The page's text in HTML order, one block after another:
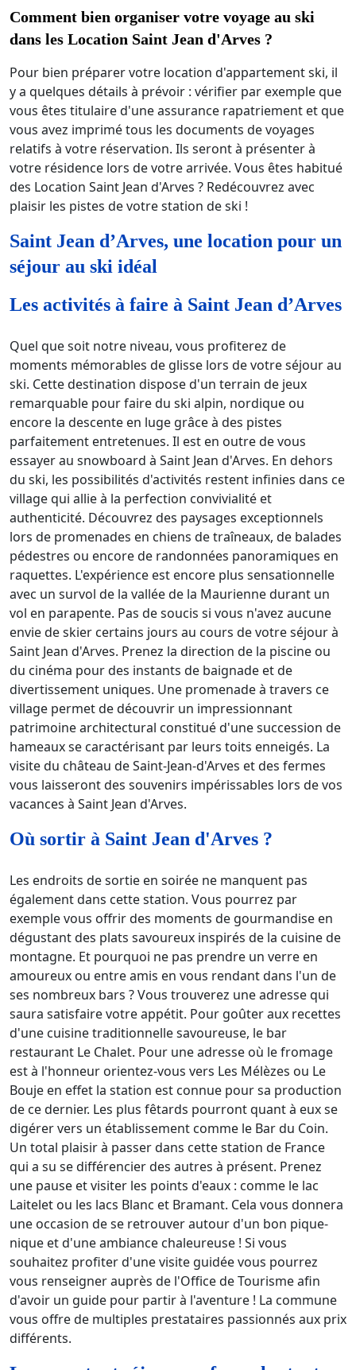
Comment bien organiser votre voyage au ski
dans les Location Saint Jean d'Arves ?
Pour bien préparer votre location d'appartement ski, il
y a quelques détails à prévoir : vérifier par exemple que
vous êtes titulaire d'une assurance rapatriement et que
vous avez imprimé tous les documents de voyages
relatifs à votre réservation. Ils seront à présenter à
votre résidence lors de votre arrivée. Vous êtes habitué
des Location Saint Jean d'Arves ? Redécouvrez avec
plaisir les pistes de votre station de ski !
Saint Jean d’Arves, une location pour un
séjour au ski idéal
Les activités à faire à Saint Jean d’Arves
Quel que soit notre niveau, vous profiterez de
moments mémorables de glisse lors de votre séjour au
ski. Cette destination dispose d'un terrain de jeux
remarquable pour faire du ski alpin, nordique ou
encore la descente en luge grâce à des pistes
parfaitement entretenues. Il est en outre de vous
essayer au snowboard à Saint Jean d'Arves. En dehors
du ski, les possibilités d'activités restent infinies dans ce
village qui allie à la perfection convivialité et
authenticité. Découvrez des paysages exceptionnels
lors de promenades en chiens de traîneaux, de balades
pédestres ou encore de randonnées panoramiques en
raquettes. L'expérience est encore plus sensationnelle
avec un survol de la vallée de la Maurienne durant un
vol en parapente. Pas de soucis si vous n'avez aucune
envie de skier certains jours au cours de votre séjour à
Saint Jean d'Arves. Prenez la direction de la piscine ou
du cinéma pour des instants de baignade et de
divertissement uniques. Une promenade à travers ce
village permet de découvrir un impressionnant
patrimoine architectural constitué d'une succession de
hameaux se caractérisant par leurs toits enneigés. La
visite du château de Saint-Jean-d'Arves et des fermes
vous laisseront des souvenirs impérissables lors de vos
vacances à Saint Jean d'Arves.
Où sortir à Saint Jean d'Arves ?
Les endroits de sortie en soirée ne manquent pas
également dans cette station. Vous pourrez par
exemple vous offrir des moments de gourmandise en
dégustant des plats savoureux inspirés de la cuisine de
montagne. Et pourquoi ne pas prendre un verre en
amoureux ou entre amis en vous rendant dans l'un de
ses nombreux bars ? Vous trouverez une adresse qui
saura satisfaire votre appétit. Pour goûter aux recettes
d'une cuisine traditionnelle savoureuse, le bar
restaurant Le Chalet. Pour une adresse où le fromage
est à l'honneur orientez-vous vers Les Mélèzes ou Le
Bouje en effet la station est connue pour sa production
de ce dernier. Les plus fêtards pourront quant à eux se
digérer vers un établissement comme le Bar du Coin.
Un total plaisir à passer dans cette station de France
qui a su se différencier des autres à présent. Prenez
une pause et visiter les points d'eaux : comme le lac
Laitelet ou les lacs Blanc et Bramant. Cela vous donnera
une occasion de se retrouver autour d'un bon pique-
nique et d'une ambiance chaleureuse ! Si vous
souhaitez profiter d'une visite guidée vous pourrez
vous renseigner auprès de l'Office de Tourisme afin
d'avoir un guide pour partir à l'aventure ! La commune
vous offre de multiples prestataires passionnés aux prix
différents.